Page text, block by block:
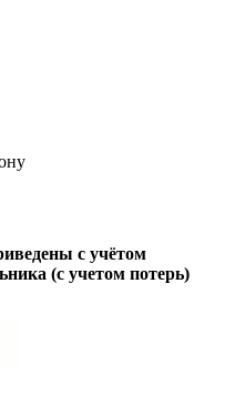
с учётом
(с учетом потерь)